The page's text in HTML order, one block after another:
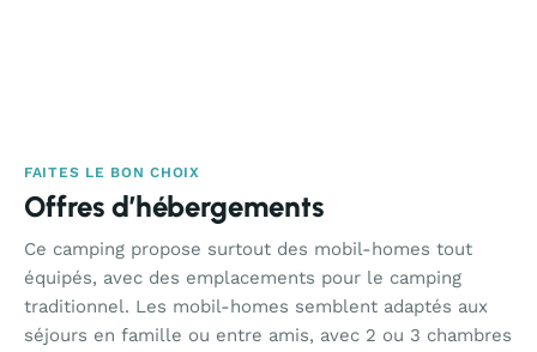
FAITES LE BON CHOIX
Offres d’hébergements
Ce camping propose surtout des mobil-homes tout
équipés, avec des emplacements pour le camping
traditionnel. Les mobil-homes semblent adaptés aux
séjours en famille ou entre amis, avec 2 ou 3 chambres